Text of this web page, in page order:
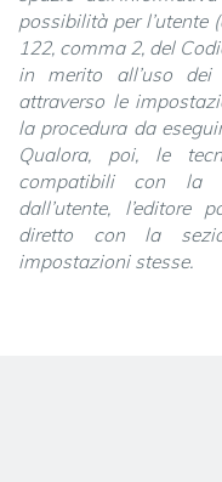
possibilità per l’utente
122, comma 2, del
in merito all’uso
attraverso le
la procedura da
Qualora, poi, le
compatibili con la
dall’utente, l’editore
diretto con la
impostazioni stesse.